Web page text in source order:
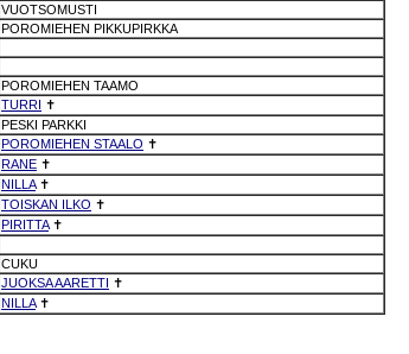
VUOTSOMUSTI
POROMIEHEN PIKKUPIRKKA
POROMIEHEN TAAMO
TURRI ✝
PESKI PARKKI
POROMIEHEN STAALO ✝
RANE ✝
NILLA✝
TOISKAN ILKO ✝
PIRITTA✝
CUKU
JUOKSA AARETTI ✝
NILLA✝